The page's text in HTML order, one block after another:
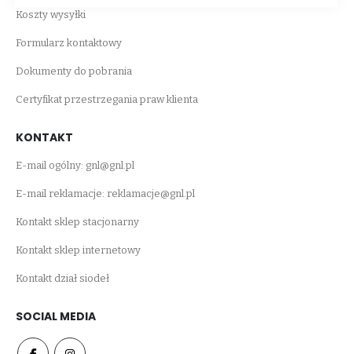
Koszty wysyłki
Formularz kontaktowy
Dokumenty do pobrania
Certyfikat przestrzegania praw klienta
KONTAKT
E-mail ogólny: gnl@gnl.pl
E-mail reklamacje: reklamacje@gnl.pl
Kontakt sklep stacjonarny
Kontakt sklep internetowy
Kontakt dział siodeł
SOCIAL MEDIA